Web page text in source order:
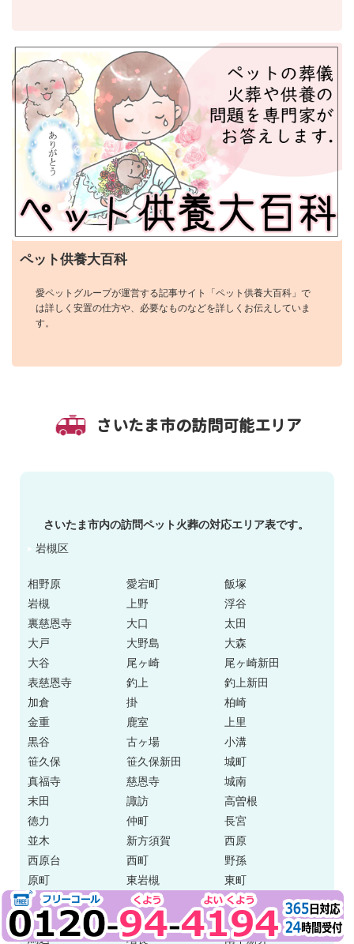
ペット供養大百科
愛ペットグループが運営する記事サイト「ペット供養大百科」で
は詳しく安置の仕方や、必要なものなどを詳しくお伝えしていま
す。
さいたま市の訪問可能エリア
さいたま市内の訪問ペット火葬の対応エリア表です。
岩槻区
相野原 愛宕町
飯塚
岩槻
上野
浮谷
裏慈恩寺
大口
太田
大戸
大野島
大森
大谷
尾ヶ崎
尾ヶ崎新田
表慈恩寺
釣上
釣上新田
加倉
掛
柏崎
金重
鹿室
上里
黒谷
古ヶ場
小溝
笹久保
笹久保新田
城町
真福寺
慈恩寺
城南
末田
諏訪
高曽根
徳力
仲町
長宮
並木
新方須賀
西原
西原台
西町
野孫
原町
東岩槻
東町
日の出町
府内
平林寺
本宿
本町
本丸
馬込
増長 南下新井